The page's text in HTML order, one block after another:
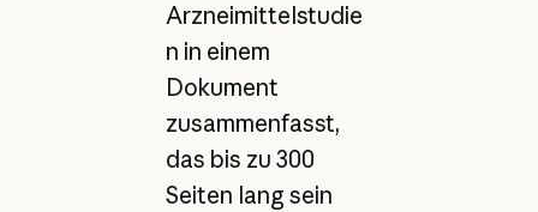
Arzneimittelstudie
n in einem
Dokument
zusammenfasst,
das bis zu 300
Seiten lang sein